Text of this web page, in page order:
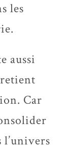
les
aussi
Car
l’univers